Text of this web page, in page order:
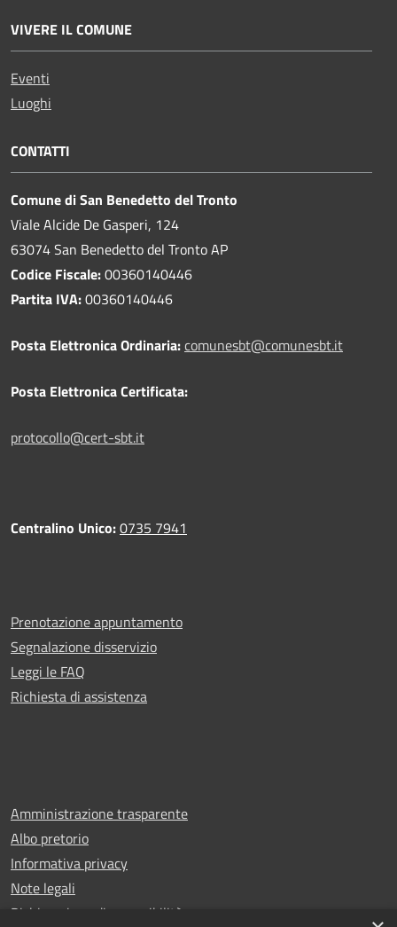
VIVERE IL COMUNE
Eventi
Luoghi
CONTATTI
Comune di San Benedetto del Tronto
Viale Alcide De Gasperi, 124
63074 San Benedetto del Tronto AP
Codice Fiscale:00360140446
Partita IVA:00360140446
Posta Elettronica Ordinaria:comunesbt@comunesbt.it
Posta Elettronica Certificata:
protocollo@cert-sbt.it
Centralino Unico:0735 7941
Prenotazione appuntamento
Segnalazione disservizio
Leggi le FAQ
Richiesta di assistenza
Amministrazione trasparente
Albo pretorio
Informativa privacy
Note legali
Dichiarazione di accessibilità